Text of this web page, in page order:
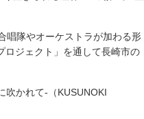
唱隊やオーケストラが加わる形
ロジェクト」を通して長崎市の
かれて-（KUSUNOKI